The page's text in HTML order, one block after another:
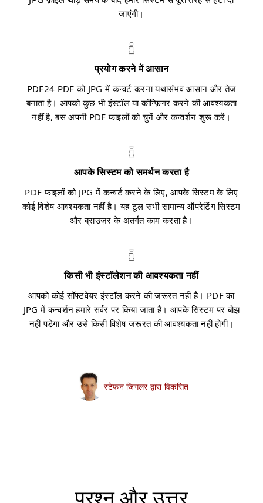
जाएंगी।
प्रयोग करने में आसान
PDF24 PDF को JPG में कन्वर्ट करना यथासंभव आसान और तेज
बनाता है। आपको कुछ भी इंस्टॉल या कॉन्फ़िगर करने की आवश्यकता
नहीं है, बस अपनी PDF फाइलों को चुनें और कन्वर्शन शुरू करें।
आपके सिस्टम को समर्थन करता है
PDF फाइलों को JPG में कन्वर्ट करने के लिए, आपके सिस्टम के लिए
कोई विशेष आवश्यकता नहीं है। यह टूल सभी सामान्य ऑपरेटिंग सिस्टम
और ब्राउज़र के अंतर्गत काम करता है।
किसी भी इंस्टॉलेशन की आवश्यकता नहीं
आपको कोई सॉफ्टवेयर इंस्टॉल करने की जरूरत नहीं है। PDF का
JPG में कन्वर्शन हमारे सर्वर पर किया जाता है। आपके सिस्टम पर बोझ
नहीं पड़ेगा और उसे किसी विशेष जरूरत की आवश्यकता नहीं होगी।
स्टेफन जिगलर द्वारा विकसित
प्रश्न और उत्तर